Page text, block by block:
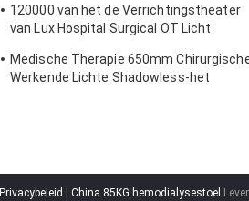
120000 van het de Verrichtingstheater
van Lux Hospital Surgical OT Licht
Medische Therapie 650mm
Werkende Lichte Shadowless-het
Privacybeleid China 85KG hemodialysestoel